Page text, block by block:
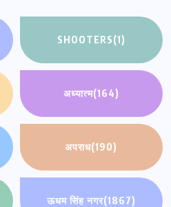
SHOOTERS(1)
अध्यात्म(164)
अपराध(190)
ऊधम सिंह नगर(1867)